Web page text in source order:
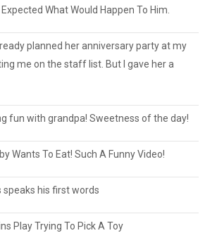
What Would Happen To Him.
planned her anniversary party at my
me on the staff list. But I gave her a
fun with grandpa! Sweetness of the day!
Wants To Eat! Such A Funny Video!
his first words
Play Trying To Pick A Toy